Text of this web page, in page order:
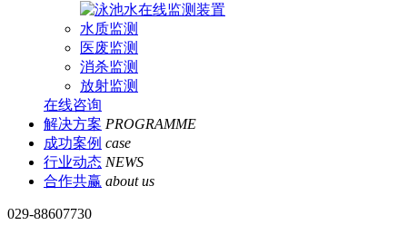
水质监测
医废监测
消杀监测
放射监测
在线咨询
解决方案 PROGRAMME
成功案例 case
行业动态 NEWS
合作共赢 about us
029-88607730